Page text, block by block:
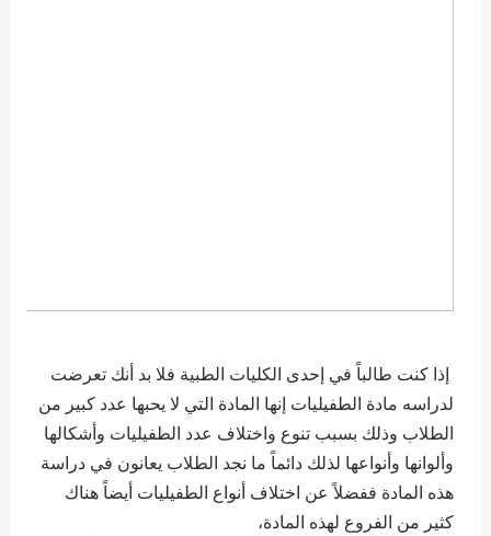
إذا كنت طالباً في إحدى الكليات الطبية فلا بد أنك تعرضت
لدراسه مادة الطفيليات إنها المادة التي لا يحبها عدد كبير من
الطلاب وذلك بسبب تنوع واختلاف عدد الطفيليات وأشكالها
وألوانها وأنواعها لذلك دائماً ما نجد الطلاب يعانون في دراسة
هذه المادة ففضلاً عن اختلاف أنواع الطفيليات أيضاً هناك
كثير من الفروع لهذه المادة،